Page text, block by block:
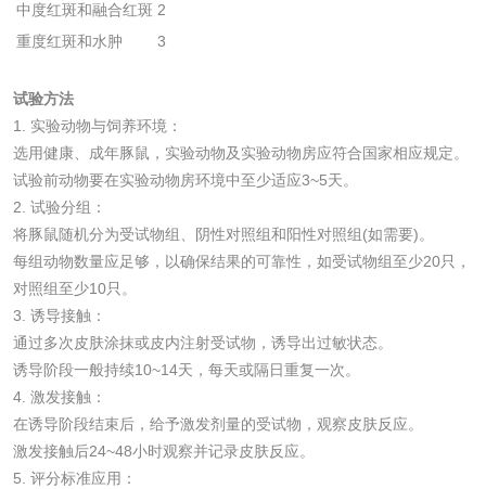
中度红斑和融合红斑 2
重度红斑和水肿
3
试验方法
1. 实验动物与饲养环境：
选用健康、成年豚鼠，实验动物及实验动物房应符合国家相应规定。
试验前动物要在实验动物房环境中至少适应3~5天。
2. 试验分组：
将豚鼠随机分为受试物组、阴性对照组和阳性对照组(如需要)。
每组动物数量应足够，以确保结果的可靠性，如受试物组至少20只，
对照组至少10只。
3. 诱导接触：
通过多次皮肤涂抹或皮内注射受试物，诱导出过敏状态。
诱导阶段一般持续10~14天，每天或隔日重复一次。
4. 激发接触：
在诱导阶段结束后，给予激发剂量的受试物，观察皮肤反应。
激发接触后24~48小时观察并记录皮肤反应。
5. 评分标准应用：
水处理药剂检测
工业乳状氢氧化钙
检测
三氯异氰尿酸检测 磷酸二氢铵检测
活性炭
活性炭检测 煤质颗粒活性炭检